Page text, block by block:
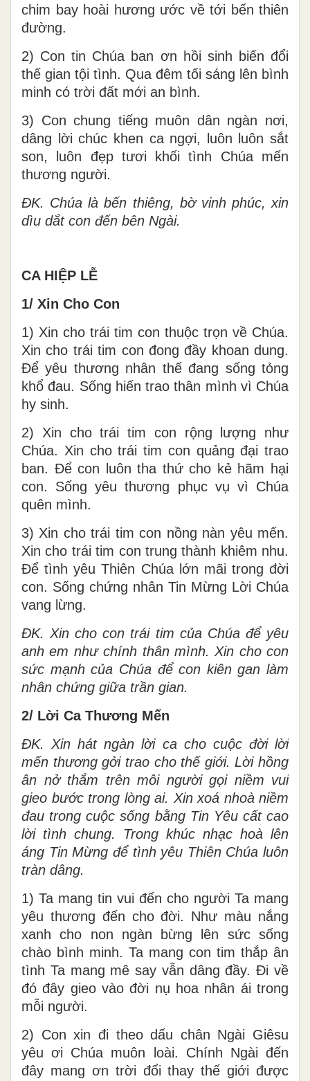
chim bay hoài hương ước về tới bến thiên
đường.
2) Con tin Chúa ban ơn hồi sinh biến đổi
thế gian tội tình. Qua đêm tối sáng lên bình
minh có trời đất mới an bình.
3) Con chung tiếng muôn dân ngàn nơi,
dâng lời chúc khen ca ngợi, luôn luôn sắt
son, luôn đẹp tươi khối tình Chúa mến
thương người.
ĐK. Chúa là bến thiêng, bờ vinh phúc, xin
dìu dắt con đến bên Ngài.
CA HIỆP LỄ
1/ Xin Cho Con
1) Xin cho trái tim con thuộc trọn về Chúa.
Xin cho trái tim con đong đầy khoan dung.
Để yêu thương nhân thế đang sống tỏng
khổ đau. Sống hiến trao thân mình vì Chúa
hy sinh.
2) Xin cho trái tim con rộng lượng như
Chúa. Xin cho trái tim con quảng đại trao
ban. Để con luôn tha thứ cho kẻ hãm hại
con. Sống yêu thương phục vụ vì Chúa
quên mình.
3) Xin cho trái tim con nồng nàn yêu mến.
Xin cho trái tim con trung thành khiêm nhu.
Để tình yêu Thiên Chúa lớn mãi trong đời
con. Sống chứng nhân Tin Mừng Lời Chúa
vang lừng.
ĐK. Xin cho con trái tim của Chúa để yêu
anh em như chính thân mình. Xin cho con
sức mạnh của Chúa để con kiên gan làm
nhân chứng giữa trần gian.
2/ Lời Ca Thương Mến
ĐK. Xin hát ngàn lời ca cho cuộc đời lời
mến thương gởi trao cho thế giới. Lời hồng
ân nở thắm trên môi người gọi niềm vui
gieo bước trong lòng ai. Xin xoá nhoà niềm
đau trong cuộc sống bằng Tin Yêu cất cao
lời tình chung. Trong khúc nhạc hoà lên
áng Tin Mừng để tình yêu Thiên Chúa luôn
tràn dâng.
1) Ta mang tin vui đến cho người Ta mang
yêu thương đến cho đời. Như màu nắng
xanh cho non ngàn bừng lên sức sống
chào bình minh. Ta mang con tim thắp ân
tình Ta mang mê say vẫn dâng đầy. Đi về
đó đây gieo vào đời nụ hoa nhân ái trong
mỗi người.
2) Con xin đi theo dấu chân Ngài Giêsu
yêu ơi Chúa muôn loài. Chính Ngài đến
đây mang ơn trời đổi thay thế giới được